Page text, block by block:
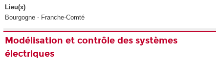
Lieu(x)
Bourgogne - Franche-Comté
Modélisation et contrôle des systèmes
électriques